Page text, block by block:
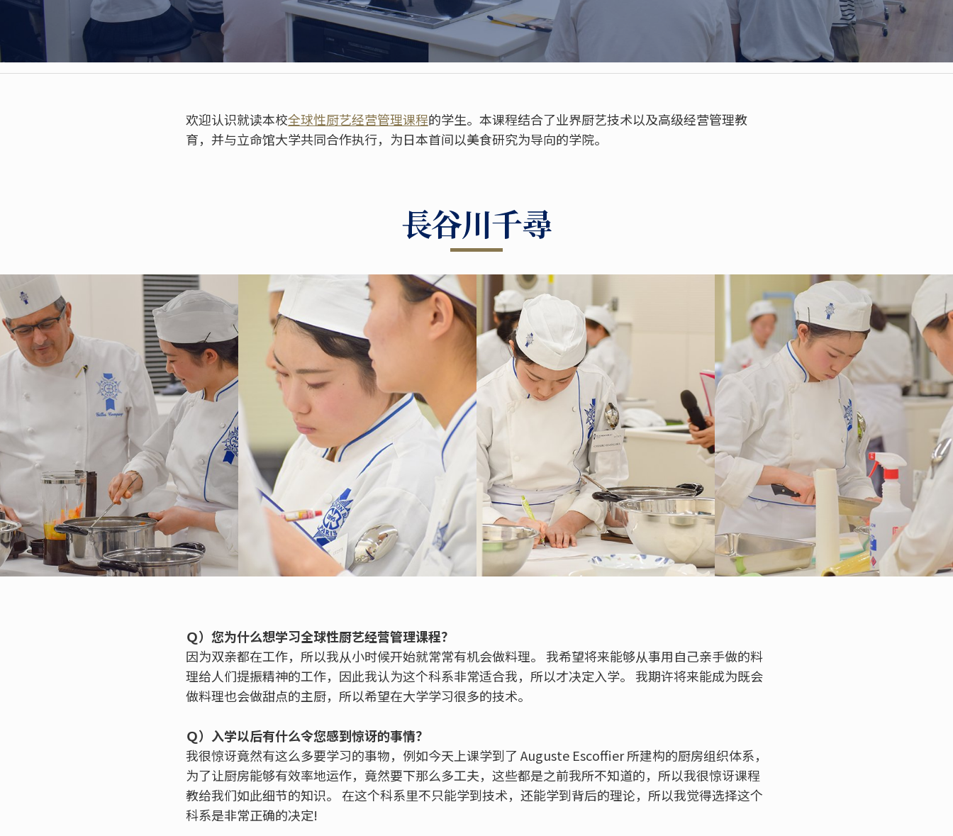
欢迎认识就读本校全球性厨艺经营管理课程的学生。本课程结合了业界厨艺技术以及高级经营管理教
育，并与立命馆大学共同合作执行，为日本首间以美食研究为导向的学院。
長谷川千尋
Ｑ）您为什么想学习全球性厨艺经营管理课程？
因为双亲都在工作，所以我从小时候开始就常常有机会做料理。 我希望将来能够从事用自己亲手做的料
理给人们提振精神的工作，因此我认为这个科系非常适合我，所以才决定入学。 我期许将来能成为既会
做料理也会做甜点的主厨，所以希望在大学学习很多的技术。
Ｑ）入学以后有什么令您感到惊讶的事情？
我很惊讶竟然有这么多要学习的事物，例如今天上课学到了 Auguste Escoffier 所建构的厨房组织体系，
为了让厨房能够有效率地运作，竟然要下那么多工夫，这些都是之前我所不知道的，所以我很惊讶课程
教给我们如此细节的知识。 在这个科系里不只能学到技术，还能学到背后的理论，所以我觉得选择这个
科系是非常正确的决定!